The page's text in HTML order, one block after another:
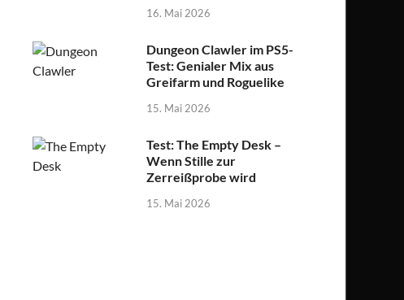
16. Mai 2026
Dungeon Clawler im PS5-
Test: Genialer Mix aus
Greifarm und Roguelike
15. Mai 2026
Test: The Empty Desk –
Wenn Stille zur
Zerreißprobe wird
15. Mai 2026